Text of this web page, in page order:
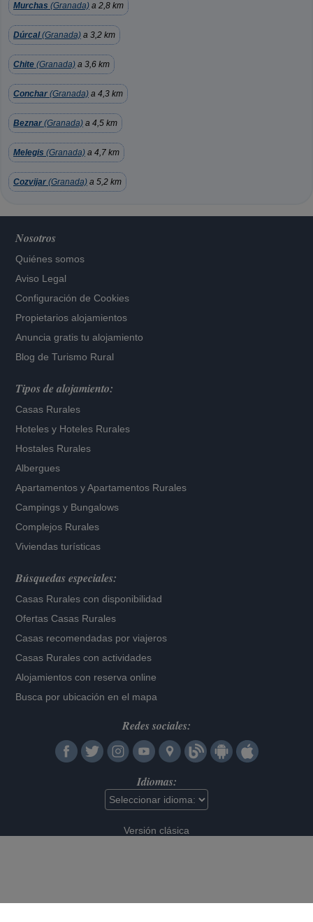
Murchas (Granada) a 2,8 km
Dúrcal(Granada) a 3,2 km
Chite (Granada) a 3,6 km
Conchar (Granada) a 4,3 km
Beznar (Granada) a 4,5 km
Melegis (Granada) a 4,7 km
Cozvijar (Granada) a 5,2 km
Nosotros
Quiénes somos
Aviso Legal
Configuración de Cookies
Propietarios alojamientos
Anuncia gratis tu alojamiento
Blog de Turismo Rural
Tipos de alojamiento:
Casas Rurales
Hoteles y Hoteles Rurales
Hostales Rurales
Albergues
Apartamentos yApartamentos Rurales
Campings y Bungalows
Complejos Rurales
Viviendas turísticas
Búsquedas especiales:
Casas Rurales con disponibilidad
Ofertas Casas Rurales
Casas recomendadas por viajeros
Casas Rurales con actividades
Alojamientos con reserva online
Busca por ubicación en el mapa
Redes sociales:
Idiomas:
Versión clásica